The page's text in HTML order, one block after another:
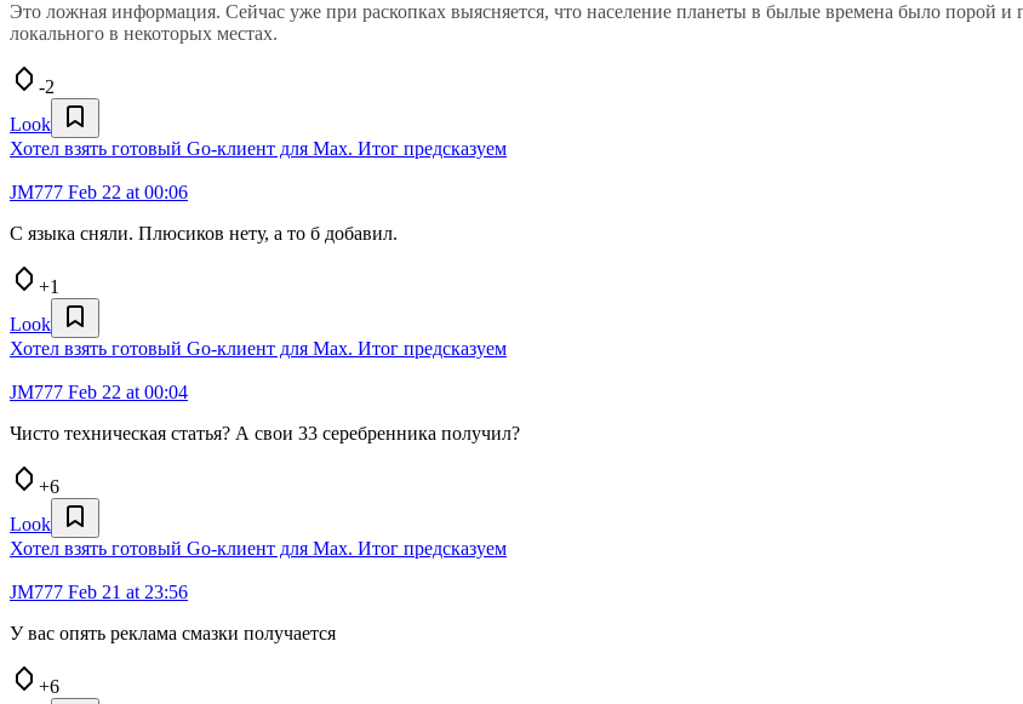
Это ложная информация. Сейчас уже при раскопках выясняется, что население планеты в былые времена было порой и
локального в некоторых местах.
-2
Look
Хотел взять готовый Go-клиент для Max. Итог предсказуем
JM777 Feb 22 at 00:06
С языка сняли. Плюсиков нету, а то б добавил.
+1
Look
Хотел взять готовый Go-клиент для Max. Итог предсказуем
JM777 Feb 22 at 00:04
Чисто техническая статья? А свои 33 серебренника получил?
+6
Look
Хотел взять готовый Go-клиент для Max. Итог предсказуем
JM777 Feb 21 at 23:56
У вас опять реклама смазки получается
+6